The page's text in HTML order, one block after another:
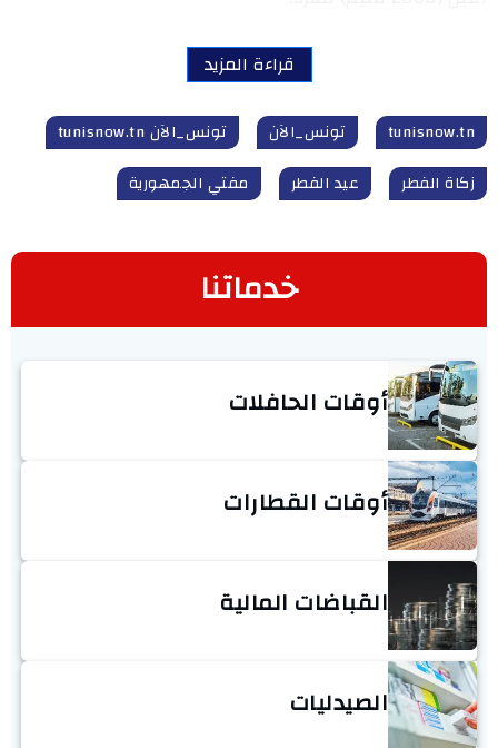
قراءة المزيد
tunisnow.tn تونس_الآن
تونس_الآن tunisnow.tn
زكاة الفطر
عيد الفطر مفتي الجمهورية
خدماتنا
أوقات الحافلات
أوقات القطارات
القباضات المالية
الصيدليات